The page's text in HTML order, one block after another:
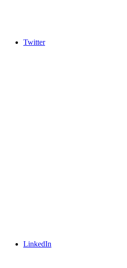
Twitter
LinkedIn